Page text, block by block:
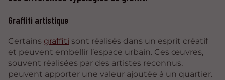
Graffiti artistique
Certains graffiti sont réalisés dans un esprit créatif
et peuvent embellir l’espace urbain. Ces œuvres,
souvent réalisées par des artistes reconnus,
peuvent apporter une valeur ajoutée à un quartier.